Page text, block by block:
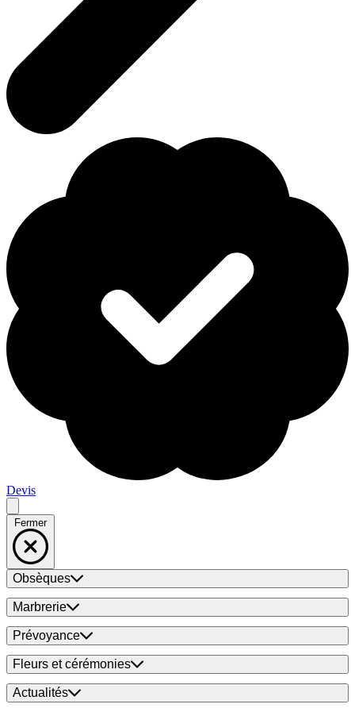
Devis
Fermer
Obsèques
Marbrerie
Prévoyance
Fleurs et cérémonies
Actualités